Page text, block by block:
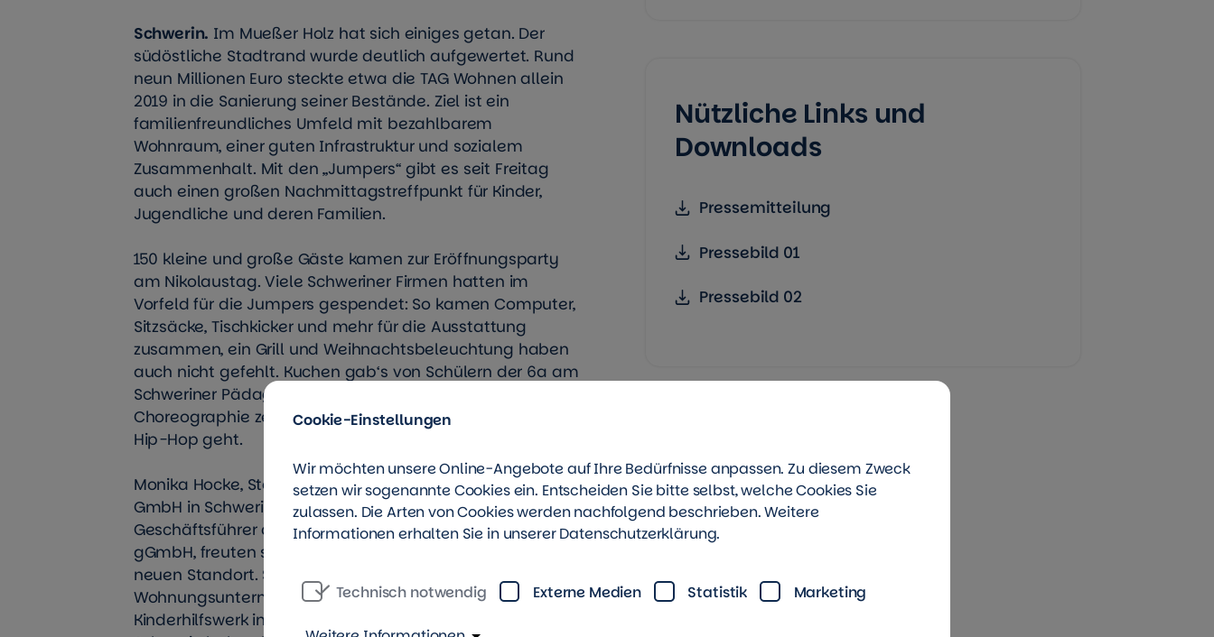
Schwerin. Im Mueßer Holz hat sich einiges getan. Der
südöstliche Stadtrand wurde deutlich aufgewertet. Rund
neun Millionen Euro steckte etwa die TAG Wohnen allein
2019 in die Sanierung seiner Bestände. Ziel ist ein
familienfreundliches Umfeld mit bezahlbarem
Wohnraum, einer guten Infrastruktur und sozialem
Zusammenhalt. Mit den „Jumpers“ gibt es seit Freitag
auch einen großen Nachmittagstreffpunkt für Kinder,
Jugendliche und deren Familien.
150 kleine und große Gäste kamen zur Eröffnungsparty
am Nikolaustag. Viele Schweriner Firmen hatten im
Vorfeld für die Jumpers gespendet: So kamen Computer,
Sitzsäcke, Tischkicker und mehr für die Ausstattung
zusammen, ein Grill und Weihnachtsbeleuchtung haben
auch nicht gefehlt. Kuchen gab‘s von Schülern der 6a am
Schweriner Pädagogium. Und mit einer coolen
Choreographie zeigte die Formation All4One allen, wie
Hip-Hop geht.
Monika Hocke, Standortleiterin der TAG Wohnen & Service
GmbH in Schwerin, und Thorsten Riewesell,
Geschäftsführer der Jumpers – Jugend mit Perspektive
gGmbH, freuten sich sehr über die ersten Besucher am
neuen Standort. Seit 2014 arbeiten
Wohnungsunternehmen und christlich-soziales
Kinderhilfswerk in mehreren Städten zusammen. In
Nützliche Links und
Downloads
Pressemitteilung
Pressebild 01
Pressebild 02
Cookie-Einstellungen
Wir möchten unsere Online-Angebote auf Ihre Bedürfnisse anpassen. Zu diesem Zweck
setzen wir sogenannte Cookies ein. Entscheiden Sie bitte selbst, welche Cookies Sie
zulassen. Die Arten von Cookies werden nachfolgend beschrieben. Weitere
Informationen erhalten Sie in unsererDatenschutzerklärung.
Technisch notwendig Externe Medien Statistik Marketing